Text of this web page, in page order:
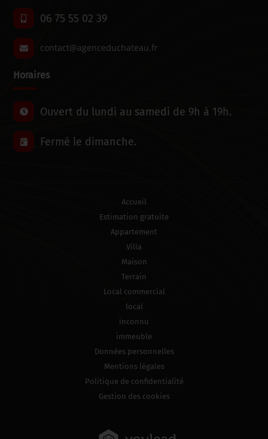
06 75 55 02 39
Horaires
Ouvert du lundi au samedi de 9h à 19h.
Fermé le dimanche.
Accueil
Estimation gratuite
Appartement
Villa
Maison
Terrain
Local commercial
local
inconnu
immeuble
Données personnelles
Mentions légales
Politique de confidentialité
Gestion des cookies